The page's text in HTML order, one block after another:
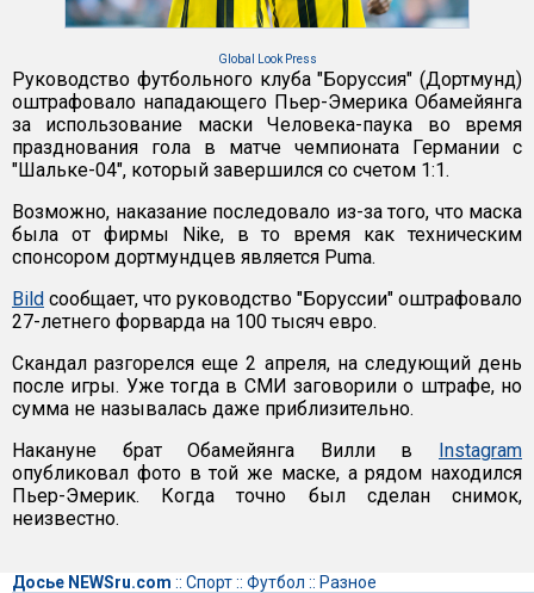
Global Look Press
Руководство футбольного клуба "Боруссия" (Дортмунд)
оштрафовало нападающего Пьер-Эмерика Обамейянга
за использование маски Человека-паука во время
празднования гола в матче чемпионата Германии с
"Шальке-04", который завершился со счетом 1:1.
Возможно, наказание последовало из-за того, что маска
была от фирмы Nike, в то время как техническим
спонсором дортмундцев является Puma.
Bild сообщает, что руководство "Боруссии" оштрафовало
27-летнего форварда на 100 тысяч евро.
Скандал разгорелся еще 2 апреля, на следующий день
после игры. Уже тогда в СМИ заговорили о штрафе, но
сумма не называлась даже приблизительно.
Накануне брат Обамейянга Вилли в Instagram
опубликовал фото в той же маске, а рядом находился
Пьер-Эмерик. Когда точно был сделан снимок,
неизвестно.
Досье NEWSru.com :: Спорт:: Футбол :: Разное